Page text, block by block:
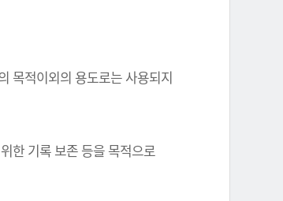
목적이외의 용도로는 사용되지
한 기록 보존 등을 목적으로